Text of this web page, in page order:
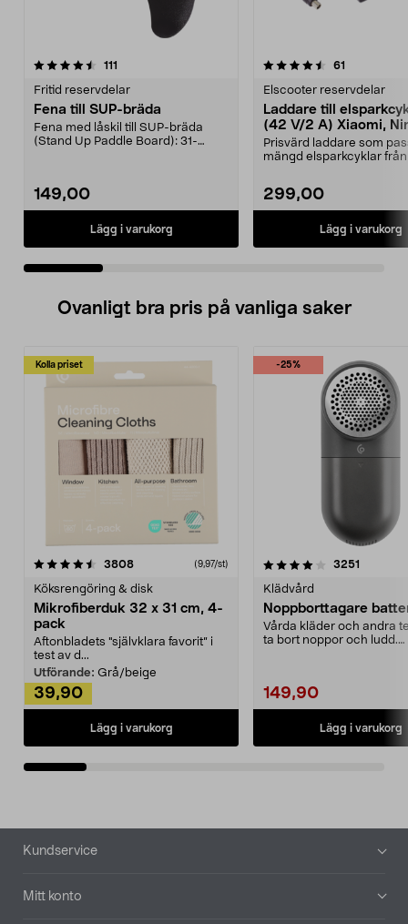
111
Fritid reservdelar
Fena till SUP-bräda
Fena med låskil till SUP-bräda
(Stand Up Paddle Board): 31-
149,00
Lägg i varukorg
4.5 av 5 stjärnor 61
Elscooter reservdelar
Laddare till
(42 V/2 A) Xiaomi,
E-Way m.fl.
Prisvärd laddare som
mängd elsparkcyklar från
299,00
Lägg i varukorg
4.5 av 5 stjärnor
Ovanligt bra pris på vanliga saker
Kolla priset
3808recensioner (9,97/st)
Köksrengöring & disk
Mikrofiberduk 32 x 31 cm, 4-
pack
Aftonbladets "självklara favorit” i
test av d...
Utförande: Grå/beige
39,90
Lägg i varukorg
-25%
4.0av 5 stjärnor 3251
Klädvård
Noppborttagare
Vårda kläder och andra
ta bort noppor och ludd.
149,90
Lägg i varukorg
4.5av 5 stjärnor
Sidfot
Kundservice
Mitt konto